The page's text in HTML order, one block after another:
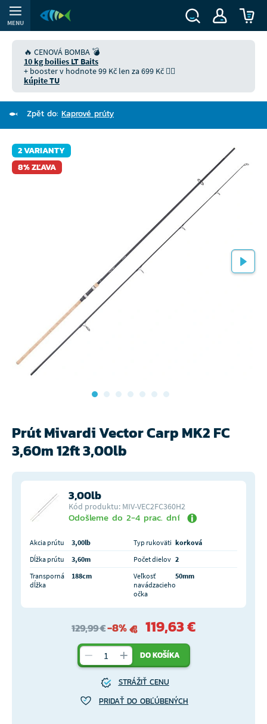
MENU
🔥 CENOVÁ BOMBA 💣
10 kg boilies LT Baits
+ booster v hodnote 99 Kč len za 699 Kč 👉🏻
kúpite TU
Zpět do: Kaprové prúty
2 VARIANTY
8% ZĽAVA
Prút Mivardi Vector Carp MK2 FC
3,60m 12ft 3,00lb
3,00lb
Kód produktu: MIV-VEC2FC360H2
Odošleme do 2-4 prac. dní
Akcia prútu 3,00lb Typ rukoväti korková
Dĺžka prútu
3,60m Počet dielov 2
Transporná
dĺžka
188cm
Veľkosť
navádzacieho
očka
50mm
129,99 €-8% 119,63 €
DO KOŠÍKA
STRÁŽIŤ CENU
PRIDAŤ DO OBĽÚBENÝCH